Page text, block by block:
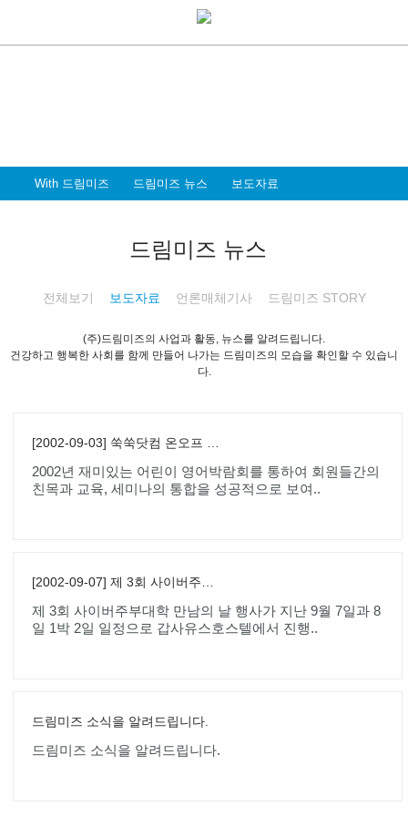
With 드림미즈 드림미즈 뉴스 보도자료
드림미즈 뉴스
전체보기 보도자료 언론매체기사 드림미즈 STORY
(주)드림미즈의 사업과 활동, 뉴스를 알려드립니다.
건강하고 행복한 사회를 함께 만들어 나가는 드림미즈의 모습을 확인할 수 있습니
다.
2002년 재미있는 어린이 영어박람회를 통하여 회원들간의
친목과 교육, 세미나의 통합을 성공적으로 보여..
제 3회 사이버주부대학 만남의 날 행사가 지난 9월 7일과 8
일 1박 2일 일정으로 갑사유스호스텔에서 진행..
드림미즈 소식을 알려드립니다.
드림미즈 소식을 알려드립니다.